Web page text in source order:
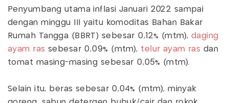
Penyumbang utama inflasi Januari 2022 sampai
dengan minggu III yaitu komoditas Bahan Bakar
Rumah Tangga (BBRT) sebesar 0,12% (mtm),daging
ayam ras sebesar 0,09% (mtm), telur ayam ras dan
tomat masing-masing sebesar 0,05% (mtm).
Selain itu, beras sebesar 0,04% (mtm), minyak